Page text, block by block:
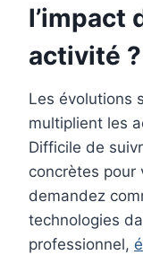
l’impact
activité ?
Les évolutions
multiplient les
Difficile de
concrètes pour
demandez
technologies
professionnel,